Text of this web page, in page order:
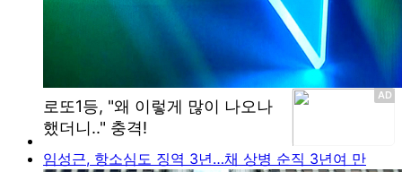
임성근, 항소심도 징역 3년…채 상병 순직 3년여 만